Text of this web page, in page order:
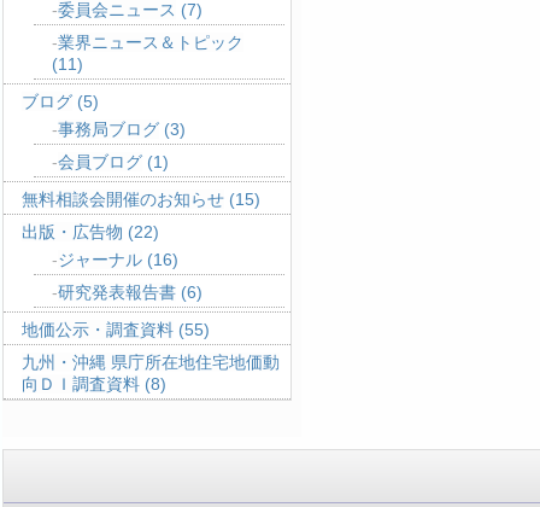
委員会ニュース (7)
業界ニュース＆トピック
(11)
ブログ (5)
事務局ブログ (3)
会員ブログ (1)
無料相談会開催のお知らせ (15)
出版・広告物 (22)
ジャーナル (16)
研究発表報告書 (6)
地価公示・調査資料 (55)
九州・沖縄 県庁所在地住宅地価動
向ＤＩ調査資料 (8)